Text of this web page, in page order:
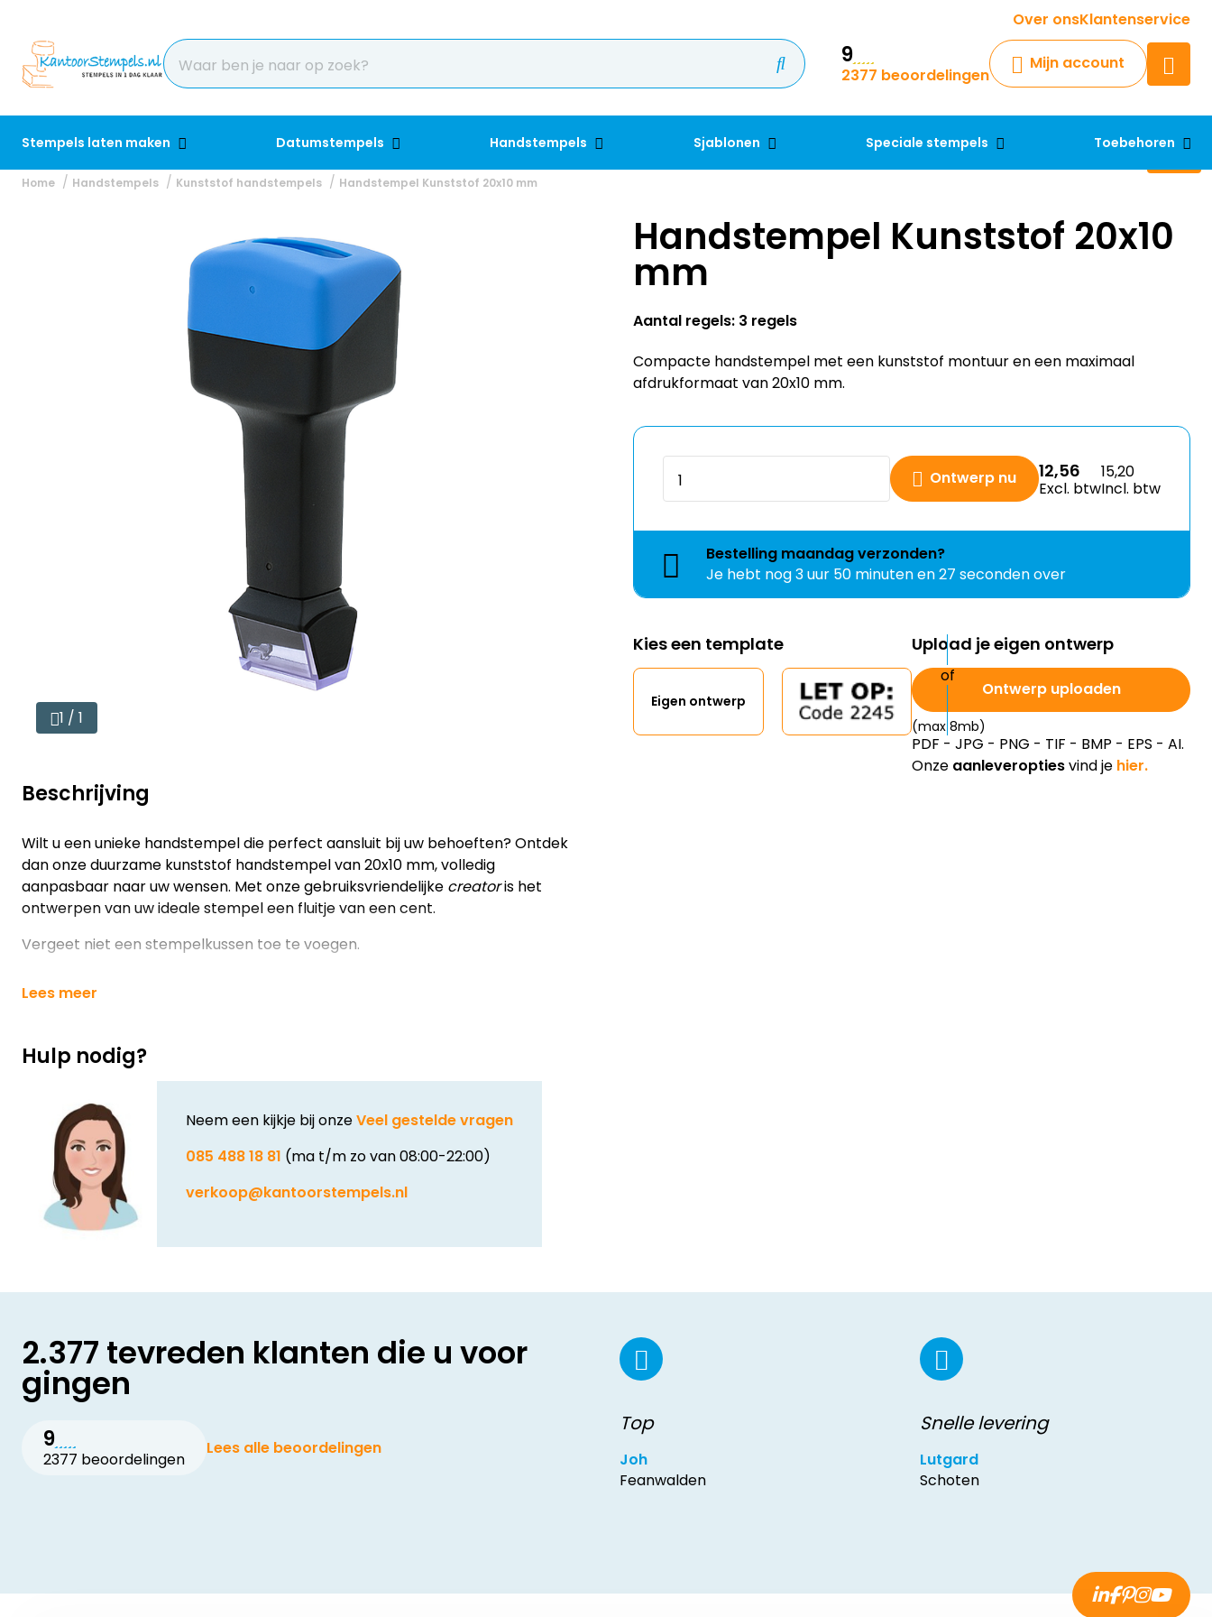
Over onsKlantenservice
9
2377 beoordelingen
Mijn account
Stempels laten maken Datumstempels Handstempels Sjablonen Speciale stempels Toebehoren
Krijg een antwoord op uw vraag
Chatbot
Chat 24/7 met onze chatbot
Contact
Home Handstempels Kunststof handstempels Handstempel Kunststof 20x10 mm
1 / 1
Beschrijving
Wilt u een unieke handstempel die perfect aansluit bij uw behoeften? Ontdek
dan onze duurzame kunststof handstempel van 20x10 mm, volledig
aanpasbaar naar uw wensen. Met onze gebruiksvriendelijke creatoris het
ontwerpen van uw ideale stempel een fluitje van een cent.
Vergeet niet een stempelkussen toe te voegen.
Lees meer
Hulp nodig?
Neem een kijkje bij onzeVeel gestelde vragen
085 488 18 81 (ma t/m zo van 08:00-22:00)
verkoop@kantoorstempels.nl
Handstempel Kunststof 20x10
mm
Aantal regels: 3 regels
Compacte handstempel met een kunststof montuur en een maximaal
afdrukformaat van 20x10 mm.
Ontwerp nu 12,56
Excl. btw
15,20
Incl. btw
Bestelling maandagverzonden?
Je hebt nog3 uur 50 minuten en 26 seconden over
Kies een template
Eigen ontwerp
Upload je eigen ontwerp
Ontwerp uploaden
(max 8mb)
PDF - JPG - PNG - TIF - BMP - EPS - AI.
Onze aanleveroptiesvind je hier.
2.377 tevreden klanten die u voor
gingen
9
2377 beoordelingen
Lees alle beoordelingen
Top
Joh
Feanwalden
Snelle levering
Lutgard
Schoten